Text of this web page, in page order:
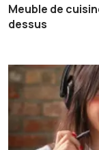
Meuble de
dessus